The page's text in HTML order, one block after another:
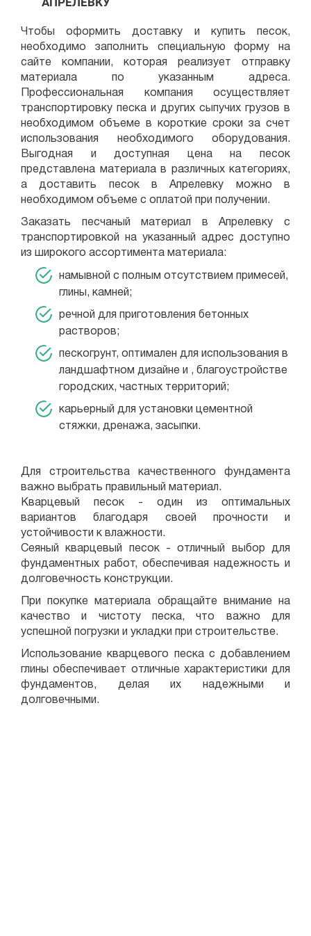
Чтобы оформить доставку и купить песок,
необходимо заполнить специальную форму на
сайте компании, которая реализует отправку
материала по указанным адреса.
Профессиональная компания осуществляет
транспортировку песка и других сыпучих грузов в
необходимом объеме в короткие сроки за счет
использования необходимого оборудования.
Выгодная и доступная цена на песок
представлена материала в различных категориях,
а доставить песок в Апрелевку можно в
необходимом объеме с оплатой при получении.
Заказать песчаный материал в Апрелевку с
транспортировкой на указанный адрес доступно
из широкого ассортимента материала:
намывной с полным отсутствием примесей,
глины, камней;
речной для приготовления бетонных
растворов;
пескогрунт, оптимален для использования в
ландшафтном дизайне и , благоустройстве
городских, частных территорий;
карьерный для установки цементной
стяжки, дренажа, засыпки.
Для строительства качественного фундамента
важно выбрать правильный материал.
Кварцевый песок - один из оптимальных
вариантов благодаря своей прочности и
устойчивости к влажности.
Сеяный кварцевый песок - отличный выбор для
фундаментных работ, обеспечивая надежность и
долговечность конструкции.
При покупке материала обращайте внимание на
качество и чистоту песка, что важно для
успешной погрузки и укладки при строительстве.
Использование кварцевого песка с добавлением
глины обеспечивает отличные характеристики для
фундаментов, делая их надежными и
долговечными.